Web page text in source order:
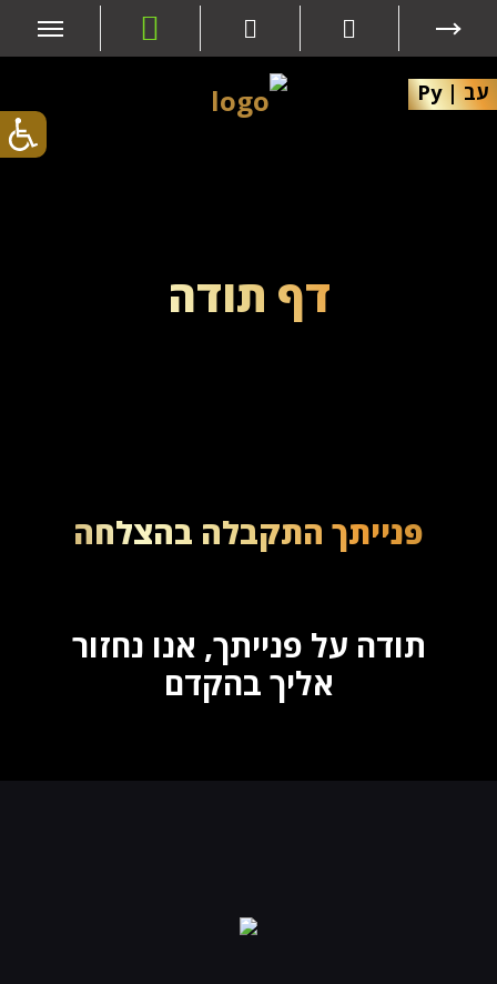
עב|
Ру
דף תודה
פנייתך התקבלה בהצלחה
תודה על פנייתך, אנו נחזור
אליך בהקדם